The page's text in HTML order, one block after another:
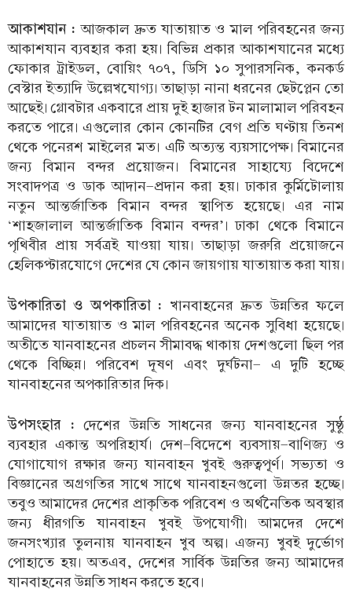
আকাশযান : আজকাল দ্রুত যাতায়াত ও মাল পরিবহনের জন্য
আকাশযান ব্যবহার করা হয়। বিভিন্ন প্রকার আকাশযানের মধ্যে
ফোকার ট্রাইডল, বোয়িং ৭০৭, ডিসি ১০ সুপারসনিক, কনকর্ড
বেস্টার ইত্যাদি উল্লেখযোগ্য। তাছাড়া নানা ধরনের ছেটপ্লেন তো
আছেই। গ্লোবটার একবারে প্রায় দুই হাজার টন মালামাল পরিবহন
করতে পারে। এগুলোর কোন কোনটির বেগ প্রতি ঘণ্টায় তিনশ
থেকে পনেরশ মাইলের মত। এটি অত্যন্ত ব্যয়সাপেক্ষ। বিমানের
জন্য বিমান বন্দর প্রয়োজন। বিমানের সাহায্যে বিদেশে
সংবাদপত্র ও ডাক আদান-প্রদান করা হয়। ঢাকার কুর্মিটোলায়
নতুন আন্তর্জাতিক বিমান বন্দর স্থাপিত হয়েছে। এর নাম
‘শাহজালাল আন্তর্জাতিক বিমান বন্দর’। ঢাকা থেকে বিমানে
পৃথিবীর প্রায় সর্বত্রই যাওয়া যায়। তাছাড়া জরুরি প্রয়োজনে
হেলিকপ্টারযোগে দেশের যে কোন জায়গায় যাতায়াত করা যায়।
উপকারিতা ও অপকারিতা : খানবাহনের দ্রুত উন্নতির ফলে
আমাদের যাতায়াত ও মাল পরিবহনের অনেক সুবিধা হয়েছে।
অতীতে যানবাহনের প্রচলন সীমাবদ্ধ থাকায় দেশগুলো ছিল পর
থেকে বিচ্ছিন্ন। পরিবেশ দূষণ এবং দুর্ঘটনা- এ দুটি হচ্ছে
যানবাহনের অপকারিতার দিক।
উপসংহার : দেশের উন্নতি সাধনের জন্য যানবাহনের সুষ্ঠু
ব্যবহার একান্ত অপরিহার্য। দেশ-বিদেশে ব্যবসায়-বাণিজ্য ও
যোগাযোগ রক্ষার জন্য যানবাহন খুবই গুরুত্বপূর্ণ। সভ্যতা ও
বিজ্ঞানের অগ্রগতির সাথে সাথে যানবাহনগুলো উন্নতর হচ্ছে।
তবুও আমাদের দেশের প্রাকৃতিক পরিবেশ ও অর্থনৈতিক অবস্থার
জন্য ধীরগতি যানবাহন খুবই উপযোগী। আমদের দেশে
জনসংখ্যার তুলনায় যানবাহন খুব অল্প। এজন্য খুবই দুর্ভোগ
পোহাতে হয়। অতএব, দেশের সার্বিক উন্নতির জন্য আমাদের
যানবাহনের উন্নতি সাধন করতে হবে।